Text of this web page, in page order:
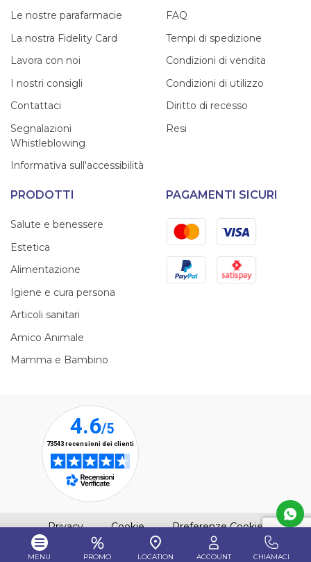
MENU PROMO LOCATION ACCOUNT CHIAMACI
Le nostre parafarmacie
La nostra Fidelity Card
Lavora con noi
I nostri consigli
Contattaci
Segnalazioni
Whistleblowing
Informativa sull'accessibilità
FAQ
Tempi di spedizione
Condizioni di vendita
Condizioni di utilizzo
Diritto di recesso
Resi
PRODOTTI
Salute e benessere
Estetica
Alimentazione
Igiene e cura persona
Articoli sanitari
Amico Animale
Mamma e Bambino
PAGAMENTI SICURI
MastercardVisa
PayPal Satispay
Privacy(apre una nuova finestra)
Cookie(apre una nuova finestra)
Preferenze Cookie